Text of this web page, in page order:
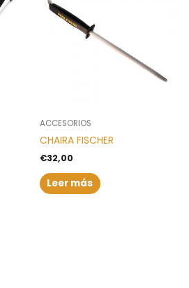
ACCESORIOS
CHAIRA FISCHER
€32,00
Leer más